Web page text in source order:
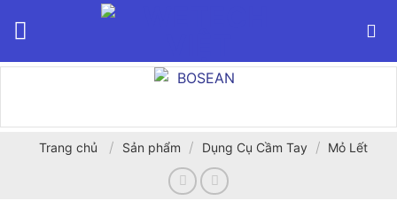
Trang chủ / Sản phẩm / Dụng Cụ Cầm Tay / Mỏ Lết